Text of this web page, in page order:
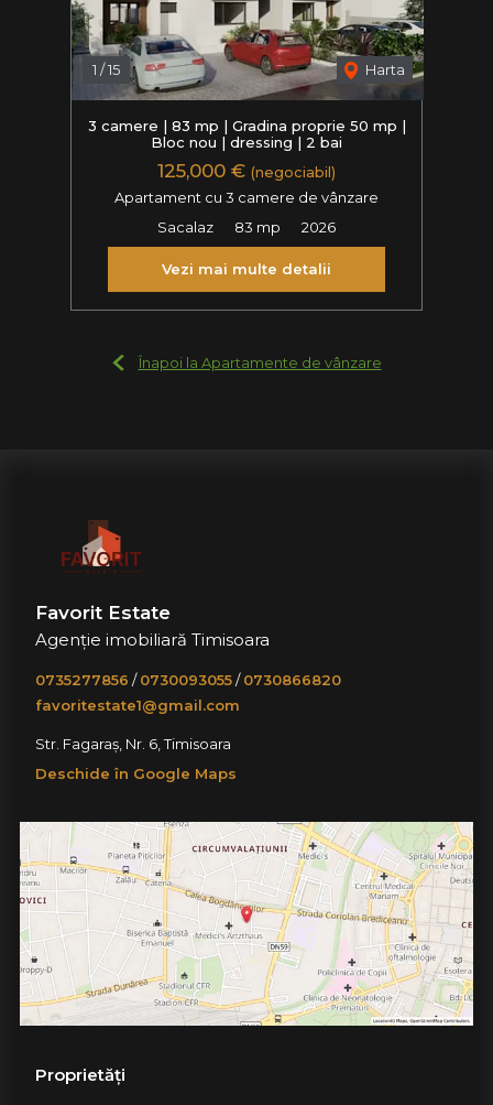
1 /15 Harta
3 camere | 83 mp | Gradina proprie 50 mp |
Bloc nou | dressing | 2 bai
125,000 € (negociabil)
Apartament cu 3 camere de vânzare
Sacalaz
83 mp 2026
Vezi mai multe detalii
Înapoi la Apartamente de vânzare
Favorit Estate
Agenție imobiliară Timisoara
0735277856 /0730093055/0730866820
favoritestate1@gmail.com
Str. Fagaraș, Nr. 6, Timisoara
Deschide în Google Maps
Proprietăți